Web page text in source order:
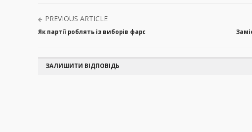
PREVIOUS ARTICLE
Як партії роблять із виборів фарс
ЗАЛИШИТИ ВІДПОВІДЬ